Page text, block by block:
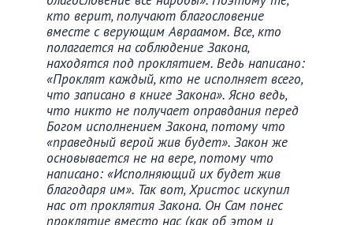
кто верит, получают благословение
вместе с верующим Авраамом. Все, кто
полагается на соблюдение Закона,
находятся под проклятием. Ведь написано:
«Проклят каждый, кто не исполняет всего,
что записано в книге Закона». Ясно ведь,
что никто не получает оправдания перед
Богом исполнением Закона, потому что
«праведный верой жив будет». Закон же
основывается не на вере, потому что
написано: «Исполняющий их будет жив
благодаря им». Так вот, Христос искупил
нас от проклятия Закона. Он Сам понес
проклятие вместо нас (как об этом и